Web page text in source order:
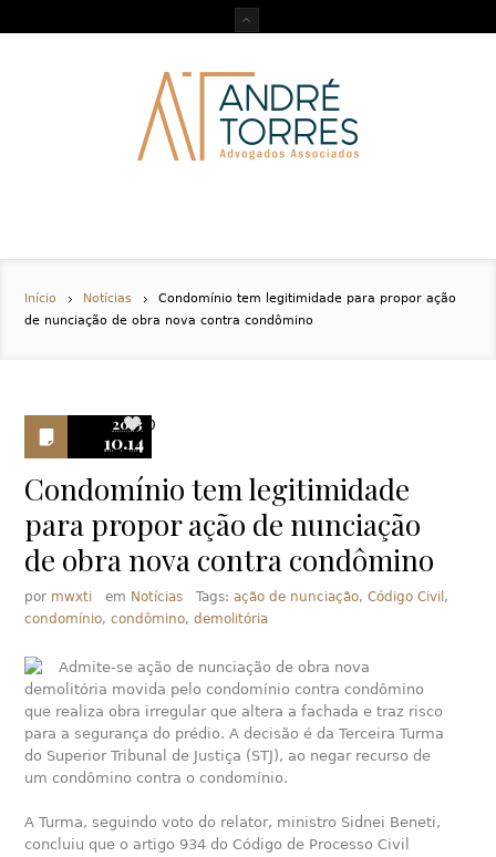
Início Notícias
Condomínio tem legitimidade para propor ação
de nunciação de obra nova contra condômino
2013
10.14
0
Condomínio tem legitimidade
para propor ação de nunciação
de obra nova contra condômino
por mwxti em Notícias Tags:ação de nunciação,Código Civil ,
condomínio,condômino,demolitória
Admite-se ação de nunciação de obra nova
demolitória movida pelo condomínio contra condômino
que realiza obra irregular que altera a fachada e traz risco
para a segurança do prédio. A decisão é da Terceira Turma
do Superior Tribunal de Justiça (STJ), ao negar recurso de
um condômino contra o condomínio.
A Turma, seguindo voto do relator, ministro Sidnei Beneti,
concluiu que o artigo 934 do Código de Processo Civil